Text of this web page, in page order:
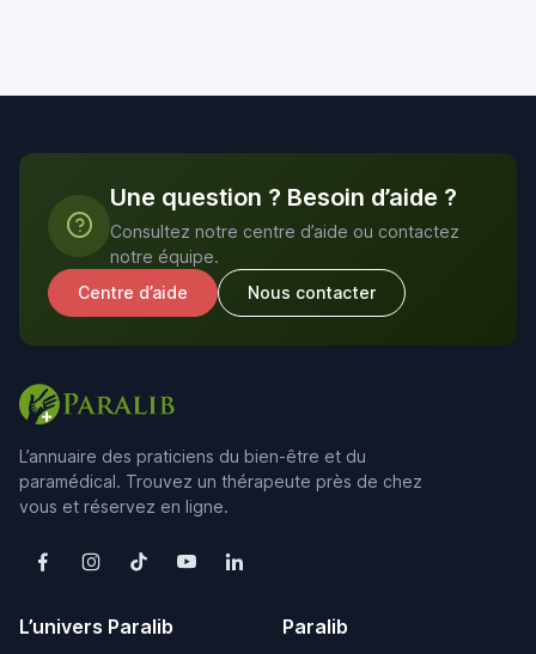
Une question ? Besoin d’aide ?
Consultez notre centre d’aide ou contactez
notre équipe.
Centre d’aide
Nous contacter
L’annuaire des praticiens du bien-être et du
paramédical. Trouvez un thérapeute près de chez
vous et réservez en ligne.
L’univers Paralib Paralib